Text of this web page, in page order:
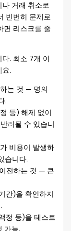
거래 취소로
빈번히 문제로
면 리스크를 줄
. 최소 7개 이
.
는 것 — 명의
.
등) 해제 없이
려될 수 있습니
비용이 발생하
습니다.
전하는 것 — 큰
간)을 확인하지
정 등)을 테스트